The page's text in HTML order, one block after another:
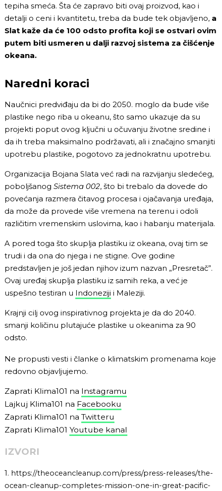
tepiha smeća. Šta će zapravo biti ovaj proizvod, kao i
detalji o ceni i kvantitetu, treba da bude tek objavljeno, a
Slat kaže da će 100 odsto profita koji se ostvari ovim
putem biti usmeren u dalji razvoj sistema za čišćenje
okeana.
Naredni koraci
Naučnici predviđaju da bi do 2050. moglo da bude više
plastike nego riba u okeanu, što samo ukazuje da su
projekti poput ovog ključni u očuvanju životne sredine i
da ih treba maksimalno podržavati, ali i značajno smanjiti
upotrebu plastike, pogotovo za jednokratnu upotrebu.
Organizacija Bojana Slata već radi na razvijanju sledećeg,
poboljšanog Sistema 002, što bi trebalo da dovede do
povećanja razmera čitavog procesa i ojačavanja uređaja,
da može da provede više vremena na terenu i odoli
različitim vremenskim uslovima, kao i habanju materijala.
A pored toga što skuplja plastiku iz okeana, ovaj tim se
trudi i da ona do njega i ne stigne. Ove godine
predstavljen je još jedan njihov izum nazvan „Presretač”.
Ovaj uređaj skuplja plastiku iz samih reka, a već je
uspešno testiran u Indoneziji i Maleziji.
Krajnji cilj ovog inspirativnog projekta je da do 2040.
smanji količinu plutajuće plastike u okeanima za 90
odsto.
Ne propusti vesti i članke o klimatskim promenama koje
redovno objavljujemo.
Zaprati Klima101 na Instagramu
Lajkuj Klima101 na Facebooku
Zaprati Klima101 na Twitteru
Zaprati Klima101 Youtube kanal
IZVORI
1. https://theoceancleanup.com/press/press-releases/the-
ocean-cleanup-completes-mission-one-in-great-pacific-